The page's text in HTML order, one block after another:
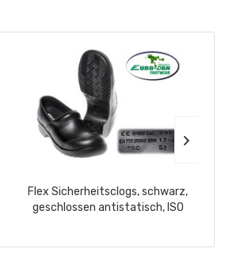
Flex Sicherheitsclogs, schwarz,
geschlossen antistatisch, ISO